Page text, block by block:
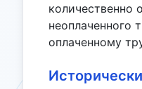
количественно
неоплаченного
оплаченному